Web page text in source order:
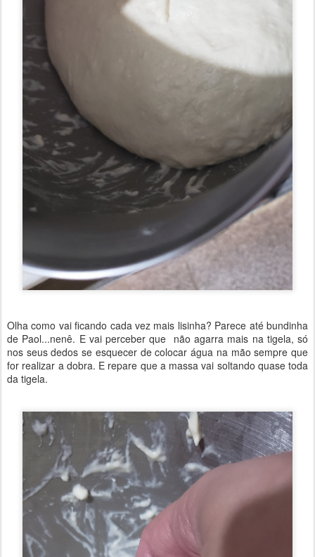
Olha como vai ficando cada vez mais lisinha? Parece até bundinha
de Paol...nenê. E vai perceber que não agarra mais na tigela, só
nos seus dedos se esquecer de colocar água na mão sempre que
for realizar a dobra. E repare que a massa vai soltando quase toda
da tigela.